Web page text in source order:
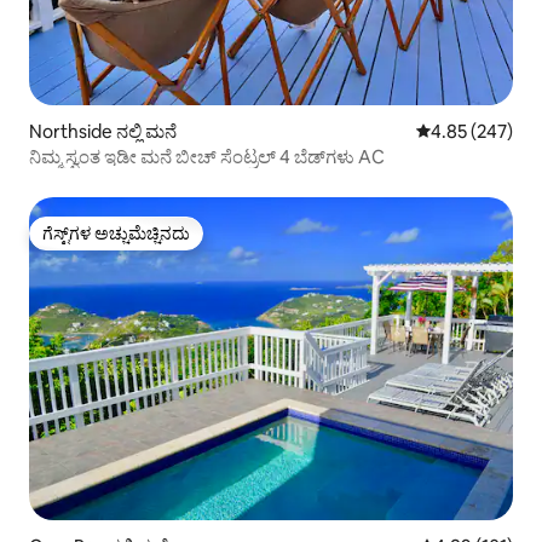
Northside ನಲ್ಲಿ ಮನೆ 5 ರಲ್ಲಿ 4.85
4.85 (247)
ನಿಮ್ಮ ಸ್ವಂತ ಇಡೀ ಮನೆ ಬೀಚ್ ಸೆಂಟ್ರಲ್ 4 ಬೆಡ್‌ಗಳು AC
ಗೆಸ್ಟ್‌ಗಳ ಅಚ್ಚುಮೆಚ್ಚಿನದು
ಗೆಸ್ಟ್‌ಗಳ ಅಚ್ಚುಮೆಚ್ಚಿನದು